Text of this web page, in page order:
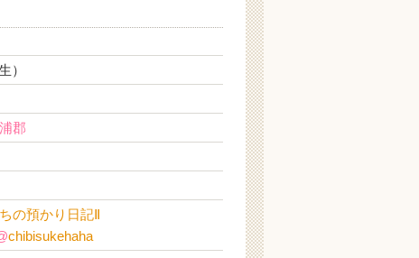
）
郡
の預かり日記Ⅱ
chibisukehaha